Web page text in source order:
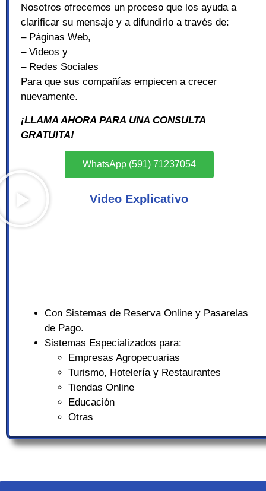
Nosotros ofrecemos un proceso que los ayuda a
clarificar su mensaje y a difundirlo a través de:
– Páginas Web,
– Videos y
– Redes Sociales
Para que sus compañías empiecen a crecer
nuevamente.
¡LLAMA AHORA PARA UNA CONSULTA
GRATUITA!
WhatsApp (591) 71237054
Video Explicativo
Con Sistemas de Reserva Online y Pasarelas
de Pago.
Sistemas Especializados para:
Empresas Agropecuarias
Turismo, Hotelería y Restaurantes
Tiendas Online
Educación
Otras